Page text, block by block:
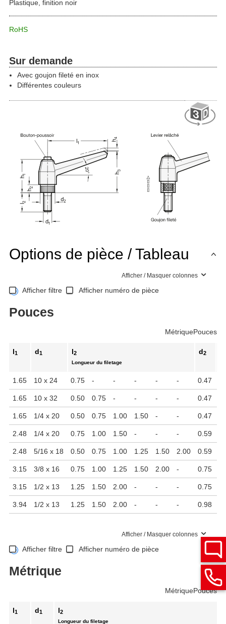
Plastique, finition noir
RoHS
Sur demande
Avec goujon fileté en inox
Différentes couleurs
Options de pièce / Tableau
Afficher / Masquer colonnes
Afficher filtre Afficher numéro de pièce
Pouces
MétriquePouces
l1 d1 l2
Longueur du filetage
d2
1.65 10 x 24 0.75 - - - - - 0.47
1.65 10 x 32 0.50 0.75 - - - - 0.47
1.65 1/4 x 20 0.50 0.75 1.00 1.50 - - 0.47
2.48 1/4 x 20 0.75 1.00 1.50 - - - 0.59
2.48 5/16 x 18 0.50 0.75 1.00 1.25 1.50 2.00 0.59
3.15 3/8 x 16 0.75 1.00 1.25 1.50 2.00 - 0.75
3.15 1/2 x 13 1.25 1.50 2.00 - - - 0.75
3.94 1/2 x 13 1.25 1.50 2.00 - - - 0.98
Afficher / Masquer colonnes
Afficher filtre Afficher numéro de pièce
Métrique
MétriquePouces
l1 d1 l2
Longueur du filetage